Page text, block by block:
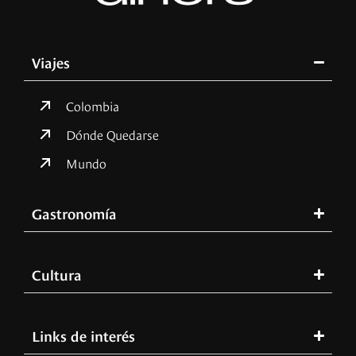
Viajes
Colombia
Dónde Quedarse
Mundo
Gastronomía
Cultura
Links de interés